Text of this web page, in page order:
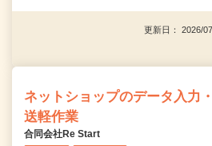
更新日： 2026/
ネットショップのデータ入力
送軽作業
合同会社Re Start